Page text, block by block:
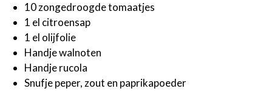
10 zongedroogde tomaatjes
1 el citroensap
1 el olijfolie
Handje walnoten
Handje rucola
Snufje peper, zout en paprikapoeder